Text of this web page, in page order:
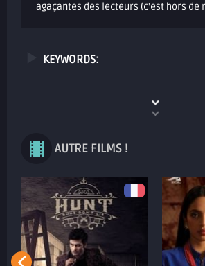
agaçantes des lecteurs (c'est hors de
KEYWORDS:
AUTRE FILMS !